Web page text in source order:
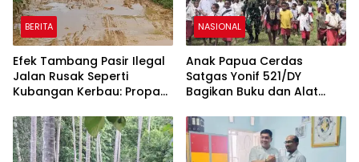
BERITA
Efek Tambang Pasir Ilegal
Jalan Rusak Seperti
Kubangan Kerbau: Propam
Evaluasi Kinerja Polsek
Watubangga
NASIONAL
Anak Papua Cerdas
Satgas Yonif 521/DY
Bagikan Buku dan Alat
anak-anak di Papua